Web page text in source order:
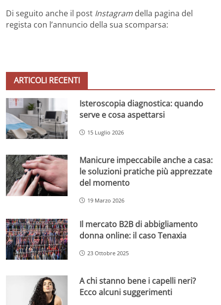
Di seguito anche il post Instagram della pagina del
regista con l’annuncio della sua scomparsa:
ARTICOLI RECENTI
Isteroscopia diagnostica: quando
serve e cosa aspettarsi
15 Luglio 2026
Manicure impeccabile anche a casa:
le soluzioni pratiche più apprezzate
del momento
19 Marzo 2026
Il mercato B2B di abbigliamento
donna online: il caso Tenaxia
23 Ottobre 2025
A chi stanno bene i capelli neri?
Ecco alcuni suggerimenti